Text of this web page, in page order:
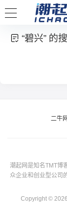
“碧兴” 的
二牛网
潮起网是知名TMT博
众企业和创业型公司
Copyright © 2026